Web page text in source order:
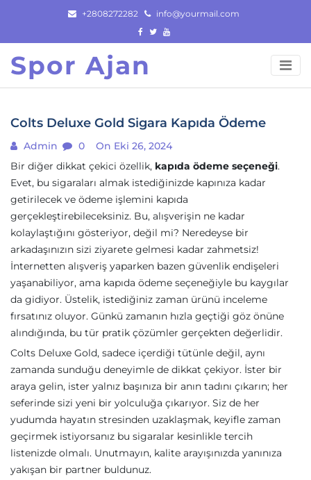
content
+2808272282 info@yourmail.com
Spor Ajan
Colts Deluxe Gold Sigara Kapıda Ödeme
Admin 0
On Eki 26, 2024
Bir diğer dikkat çekici özellik, kapıda ödeme seçeneği.
Evet, bu sigaraları almak istediğinizde kapınıza kadar
getirilecek ve ödeme işlemini kapıda
gerçekleştirebileceksiniz. Bu, alışverişin ne kadar
kolaylaştığını gösteriyor, değil mi? Neredeyse bir
arkadaşınızın sizi ziyarete gelmesi kadar zahmetsiz!
İnternetten alışveriş yaparken bazen güvenlik endişeleri
yaşanabiliyor, ama kapıda ödeme seçeneğiyle bu kaygılar
da gidiyor. Üstelik, istediğiniz zaman ürünü inceleme
fırsatınız oluyor. Günkü zamanın hızla geçtiği göz önüne
alındığında, bu tür pratik çözümler gerçekten değerlidir.
Colts Deluxe Gold, sadece içerdiği tütünle değil, aynı
zamanda sunduğu deneyimle de dikkat çekiyor. İster bir
araya gelin, ister yalnız başınıza bir anın tadını çıkarın; her
seferinde sizi yeni bir yolculuğa çıkarıyor. Siz de her
yudumda hayatın stresinden uzaklaşmak, keyifle zaman
geçirmek istiyorsanız bu sigaralar kesinlikle tercih
listenizde olmalı. Unutmayın, kalite arayışınızda yanınıza
yakışan bir partner buldunuz.